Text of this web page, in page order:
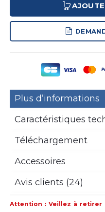
Plus d’informations
Caractéristiques
Téléchargement
Accessoires
Avis clients (24)
Attention : Veillez à retirer